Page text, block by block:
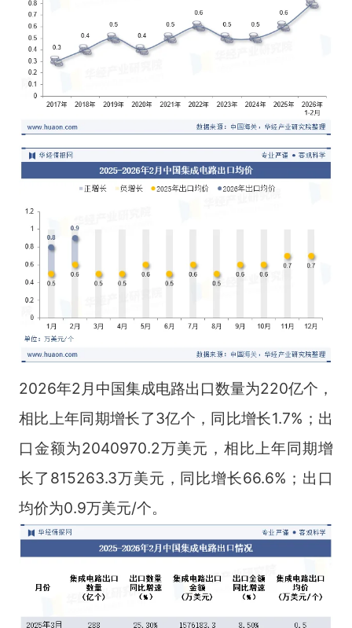
2026年2月中国集成电路出口数量为220亿个，
相比上年同期增长了3亿个，同比增长1.7%；出
口金额为2040970.2万美元，相比上年同期增
长了815263.3万美元，同比增长66.6%；出口
均价为0.9万美元/个。